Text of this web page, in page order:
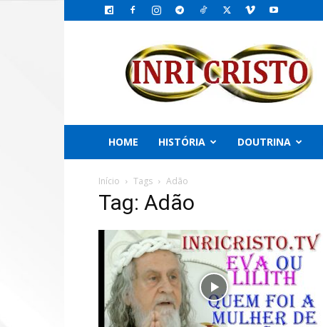
INRI
CRISTO,
Emissário
PAI
HOME
HISTÓRIA DOUTRINA
Início Tags Adão
Tag: Adão